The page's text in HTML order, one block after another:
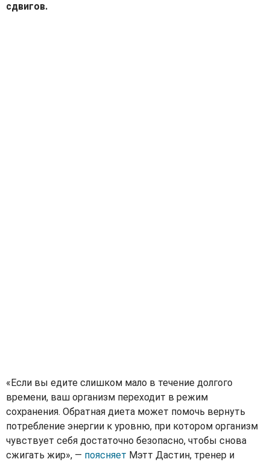
сдвигов.
«Если вы едите слишком мало в течение долгого
времени, ваш организм переходит в режим
сохранения. Обратная диета может помочь вернуть
потребление энергии к уровню, при котором организм
чувствует себя достаточно безопасно, чтобы снова
сжигать жир», — поясняет Мэтт Дастин, тренер и